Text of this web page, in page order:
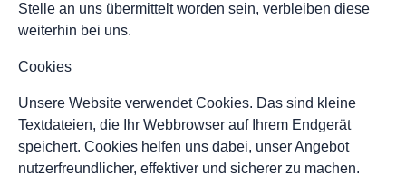
Stelle an uns übermittelt worden sein, verbleiben diese
weiterhin bei uns.
Cookies
Unsere Website verwendet Cookies. Das sind kleine
Textdateien, die Ihr Webbrowser auf Ihrem Endgerät
speichert. Cookies helfen uns dabei, unser Angebot
nutzerfreundlicher, effektiver und sicherer zu machen.